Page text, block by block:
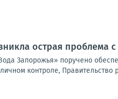
острая проблема
Запорожья» поручено
контроле, Правительство